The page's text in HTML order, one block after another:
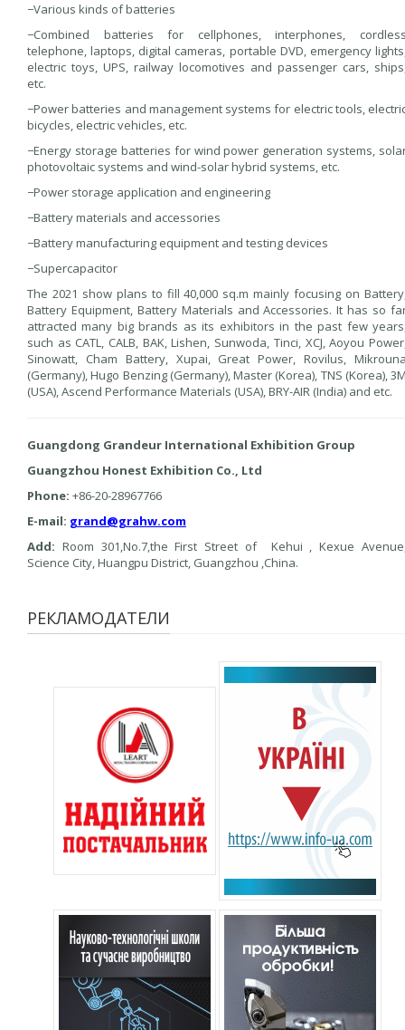
−Various kinds of batteries
−Combined batteries for cellphones, interphones,
telephone, laptops, digital cameras, portable DVD, emergency
electric toys, UPS, railway locomotives and passenger cars,
etc.
−Power batteries and management systems for electric tools,
bicycles, electric vehicles, etc.
−Energy storage batteries for wind power generation systems,
photovoltaic systems and wind-solar hybrid systems, etc.
−Power storage application and engineering
−Battery materials and accessories
−Battery manufacturing equipment and testing devices
−Supercapacitor
The 2021 show plans to fill 40,000 sq.m mainly focusing on
Battery Equipment, Battery Materials and Accessories. It has so
attracted many big brands as its exhibitors in the past few
such as CATL, CALB, BAK, Lishen, Sunwoda, Tinci, XCJ, Aoyou
Sinowatt, Cham Battery, Xupai, Great Power, Rovilus,
(Germany), Hugo Benzing (Germany), Master (Korea), TNS (Korea),
(USA), Ascend Performance Materials (USA), BRY-AIR (India) and etc.
Guangdong Grandeur International Exhibition Group
Guangzhou Honest Exhibition Co., Ltd
Phone: +86-20-28967766
E-mail: grand@grahw.com
Add: Room 301,No.7,the First Street of Kehui , Kexue
Science City, Huangpu District, Guangzhou ,China.
РЕКЛАМОДАТЕЛИ